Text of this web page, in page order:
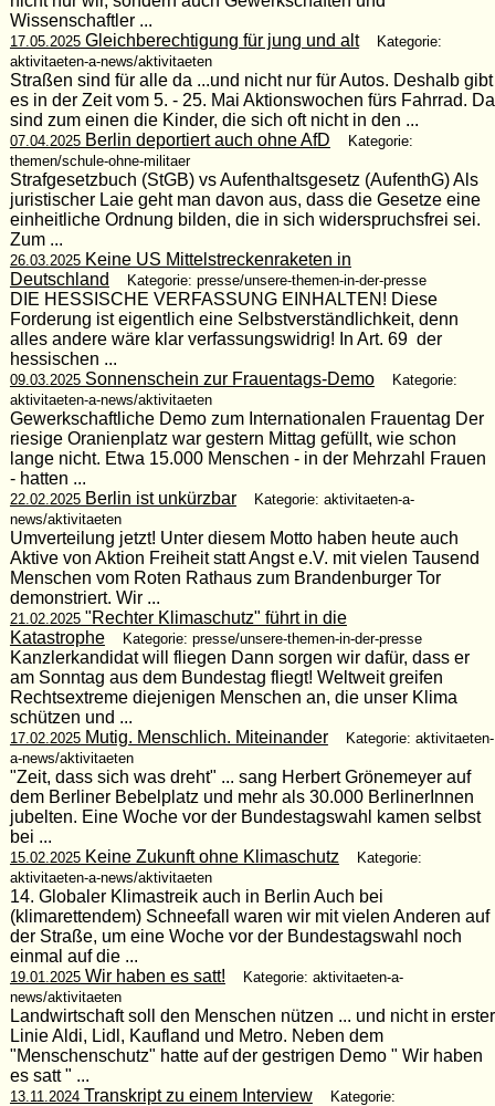
Wissenschaftler ...
17.05.2025Gleichberechtigung für jung und alt
Kategorie:
aktivitaeten-a-news/aktivitaeten
Straßen sind für alle da ...und nicht nur für Autos. Deshalb gibt
es in der Zeit vom 5. - 25. Mai Aktionswochen fürs Fahrrad. Da
sind zum einen die Kinder, die sich oft nicht in den ...
07.04.2025Berlin deportiert auch ohne AfD
Kategorie:
themen/schule-ohne-militaer
Strafgesetzbuch (StGB) vs Aufenthaltsgesetz (AufenthG) Als
juristischer Laie geht man davon aus, dass die Gesetze eine
einheitliche Ordnung bilden, die in sich widerspruchsfrei sei.
Zum ...
26.03.2025Keine US Mittelstreckenraketen in
Deutschland
Kategorie: presse/unsere-themen-in-der-presse
DIE HESSISCHE VERFASSUNG EINHALTEN! Diese
Forderung ist eigentlich eine Selbstverständlichkeit, denn
alles andere wäre klar verfassungswidrig! In Art. 69 der
hessischen ...
09.03.2025Sonnenschein zur Frauentags-Demo
Kategorie:
aktivitaeten-a-news/aktivitaeten
Gewerkschaftliche Demo zum Internationalen Frauentag Der
riesige Oranienplatz war gestern Mittag gefüllt, wie schon
lange nicht. Etwa 15.000 Menschen - in der Mehrzahl Frauen
- hatten ...
22.02.2025Berlin ist unkürzbar
Kategorie: aktivitaeten-a-
news/aktivitaeten
Umverteilung jetzt! Unter diesem Motto haben heute auch
Aktive von Aktion Freiheit statt Angst e.V. mit vielen Tausend
Menschen vom Roten Rathaus zum Brandenburger Tor
demonstriert. Wir ...
21.02.2025"Rechter Klimaschutz" führt in die
Katastrophe
Kategorie: presse/unsere-themen-in-der-presse
Kanzlerkandidat will fliegen Dann sorgen wir dafür, dass er
am Sonntag aus dem Bundestag fliegt! Weltweit greifen
Rechtsextreme diejenigen Menschen an, die unser Klima
schützen und ...
17.02.2025Mutig. Menschlich. Miteinander
Kategorie: aktivitaeten-
a-news/aktivitaeten
"Zeit, dass sich was dreht" ... sang Herbert Grönemeyer auf
dem Berliner Bebelplatz und mehr als 30.000 BerlinerInnen
jubelten. Eine Woche vor der Bundestagswahl kamen selbst
bei ...
15.02.2025Keine Zukunft ohne Klimaschutz
Kategorie:
aktivitaeten-a-news/aktivitaeten
14. Globaler Klimastreik auch in Berlin Auch bei
(klimarettendem) Schneefall waren wir mit vielen Anderen auf
der Straße, um eine Woche vor der Bundestagswahl noch
einmal auf die ...
19.01.2025Wir haben es satt!
Kategorie: aktivitaeten-a-
news/aktivitaeten
Landwirtschaft soll den Menschen nützen ... und nicht in erster
Linie Aldi, Lidl, Kaufland und Metro. Neben dem
"Menschenschutz" hatte auf der gestrigen Demo " Wir haben
es satt " ...
13.11.2024Transkript zu einem Interview
Kategorie: